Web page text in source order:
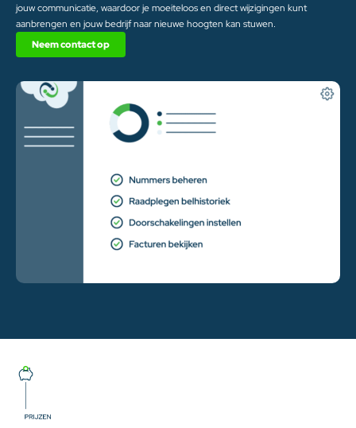
jouw communicatie, waardoor je moeiteloos en direct wijzigingen kunt
aanbrengen en jouw bedrijf naar nieuwe hoogten kan stuwen.
Neem contact op